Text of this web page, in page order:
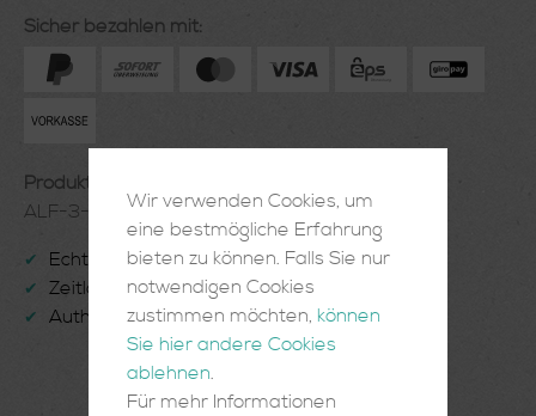
Sicher bezahlen mit:
Produktnummer:
ALF-3-02-09
✔ Echte Handarbeit
✔ Zeitlose Einrichtungsgegenstände
✔ Authentisch und Einzigartig
Wir verwenden Cookies, um
eine bestmögliche Erfahrung
bieten zu können. Falls Sie nur
notwendigen Cookies
zustimmen möchten, können
Sie hier andere Cookies
ablehnen.
Für mehr Informationen